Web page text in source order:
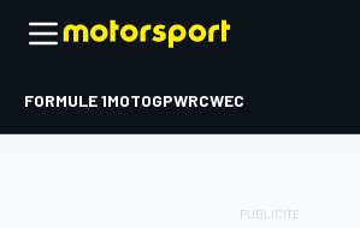
FORMULE 1MOTOGPWRCWEC